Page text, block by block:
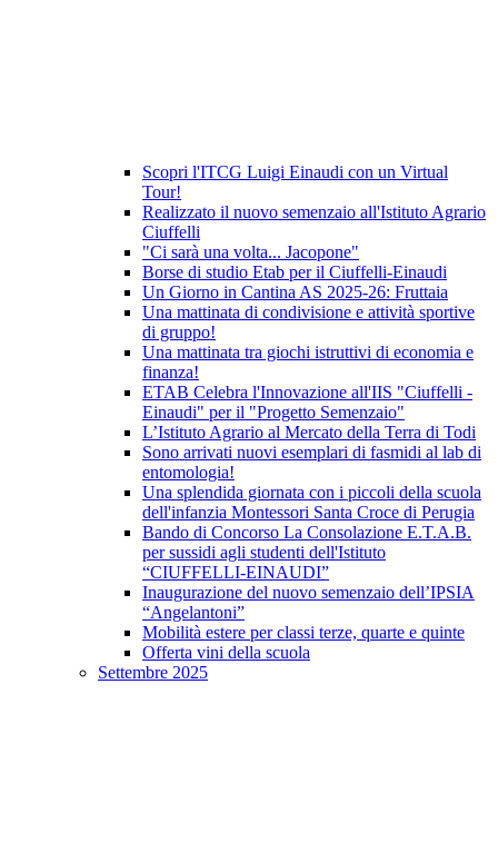
Scopri l'ITCG Luigi Einaudi con un Virtual
Tour!
Realizzato il nuovo semenzaio all'Istituto Agrario
Ciuffelli
"Ci sarà una volta... Jacopone"
Borse di studio Etab per il Ciuffelli-Einaudi
Un Giorno in Cantina AS 2025-26: Fruttaia
Una mattinata di condivisione e attività sportive
di gruppo!
Una mattinata tra giochi istruttivi di economia e
finanza!
ETAB Celebra l'Innovazione all'IIS "Ciuffelli -
Einaudi" per il "Progetto Semenzaio"
L’Istituto Agrario al Mercato della Terra di Todi
Sono arrivati nuovi esemplari di fasmidi al lab di
entomologia!
Una splendida giornata con i piccoli della scuola
dell'infanzia Montessori Santa Croce di Perugia
Bando di Concorso La Consolazione E.T.A.B.
per sussidi agli studenti dell'Istituto
“CIUFFELLI-EINAUDI”
Inaugurazione del nuovo semenzaio dell’IPSIA
“Angelantoni”
Mobilità estere per classi terze, quarte e quinte
Offerta vini della scuola
Settembre 2025